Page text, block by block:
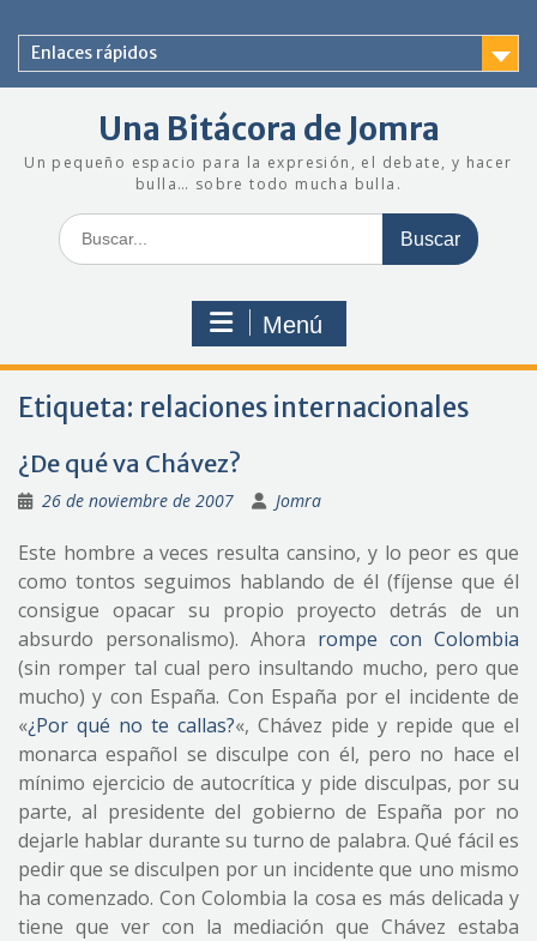
contenido
Enlaces rápidos
Una Bitácora de Jomra
Un pequeño espacio para la expresión, el debate, y hacer
bulla… sobre todo mucha bulla.
Buscar:
Menú
Etiqueta: relaciones internacionales
¿De qué va Chávez?
26 de noviembre de 2007 Jomra
Este hombre a veces resulta cansino, y lo peor es que
como tontos seguimos hablando de él (fíjense que él
consigue opacar su propio proyecto detrás de un
absurdo personalismo). Ahora rompe con Colombia
(sin romper tal cual pero insultando mucho, pero que
mucho) y con España. Con España por el incidente de
«¿Por qué no te callas?«, Chávez pide y repide que el
monarca español se disculpe con él, pero no hace el
mínimo ejercicio de autocrítica y pide disculpas, por su
parte, al presidente del gobierno de España por no
dejarle hablar durante su turno de palabra. Qué fácil es
pedir que se disculpen por un incidente que uno mismo
ha comenzado. Con Colombia la cosa es más delicada y
tiene que ver con la mediación que Chávez estaba